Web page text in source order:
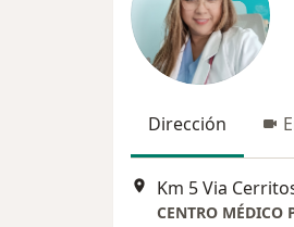
Dirección
CENTRO MÉDICO